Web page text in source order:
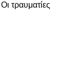
τραυματίες